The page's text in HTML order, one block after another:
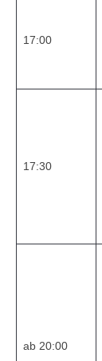
17:00
17:30
ab 20:00